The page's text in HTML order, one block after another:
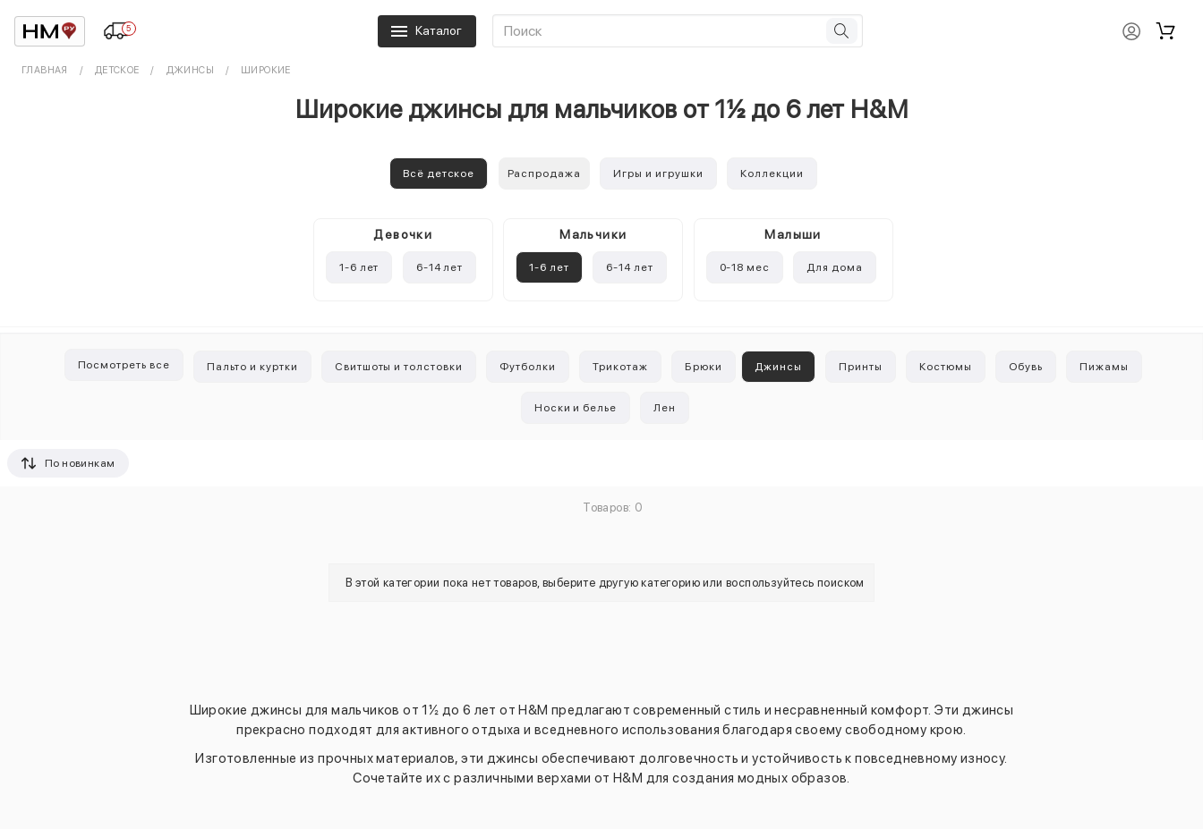
5 Каталог
ГЛАВНАЯ ДЕТСКОЕ ДЖИНСЫ ШИРОКИЕ
Широкие джинсы для мальчиков от 1½ до 6 лет H&M
Всё детское Распродажа Игры и игрушки Коллекции
Девочки
1-6 лет 6-14 лет
Mальчики
1-6 лет 6-14 лет
Малыши
0-18 мес Для дома
Посмотреть все Пальто и куртки Свитшоты и толстовки Футболки Трикотаж Брюки Джинсы Принты Костюмы Обувь Пижамы
Носки и белье Лен
По новинкам
Товаров: 0
В этой категории пока нет товаров, выберите другую категорию или воспользуйтесь поиском
Широкие джинсы для мальчиков от 1½ до 6 лет от H&M предлагают современный стиль и несравненный комфорт. Эти джинсы
прекрасно подходят для активного отдыха и вседневного использования благодаря своему свободному крою.
Изготовленные из прочных материалов, эти джинсы обеспечивают долговечность и устойчивость к повседневному износу.
Сочетайте их с различными верхами от H&M для создания модных образов.